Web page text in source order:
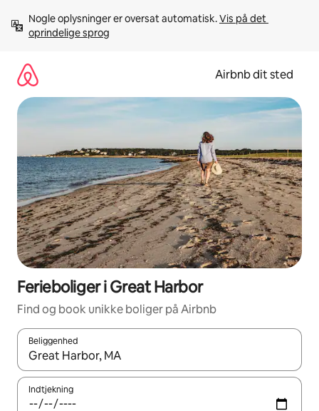
videre
Nogle oplysninger er oversat automatisk. Vis på det
oprindelige sprog
Airbnb dit sted
Ferieboliger i Great Harbor
Find og book unikke boliger på Airbnb
Beliggenhed
Når resultaterne er tilgængelige, skal du navigere med
Indtjekning